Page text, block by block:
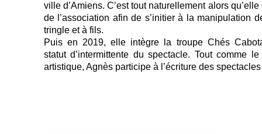
ville d’Amiens. C’est tout naturellement alors
de l’association afin de s’initier à la manipulation
tringle et à fils.
Puis en 2019, elle intègre la troupe Chés
statut d’intermittente du spectacle. Tout comme
artistique, Agnès participe à l’écriture des